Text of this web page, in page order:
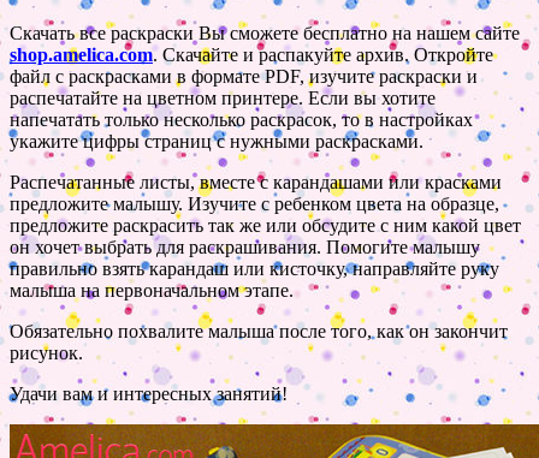
Скачать все раскраски Вы сможете бесплатно на нашем сайте
shop.amelica.com. Скачайте и распакуйте архив. Откройте
файл с раскрасками в формате PDF, изучите раскраски и
распечатайте на цветном принтере. Если вы хотите
напечатать только несколько раскрасок, то в настройках
укажите цифры страниц с нужными раскрасками.
Распечатанные листы, вместе с карандашами или красками
предложите малышу. Изучите с ребенком цвета на образце,
предложите раскрасить так же или обсудите с ним какой цвет
он хочет выбрать для раскрашивания. Помогите малышу
правильно взять карандаш или кисточку, направляйте руку
малыша на первоначальном этапе.
Обязательно похвалите малыша после того, как он закончит
рисунок.
Удачи вам и интересных занятий!